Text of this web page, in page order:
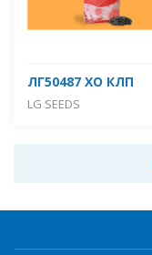
ЛГ50487 ХО КЛП
LG SEEDS